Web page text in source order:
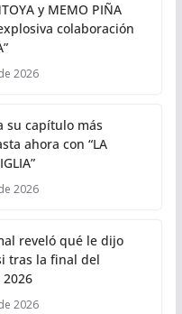
y MEMO PIÑA
colaboración
2026
su capítulo más
ahora con “LA
2026
reveló qué le dijo
tras la final del
2026